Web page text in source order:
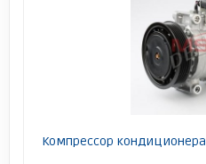
Компрессор кондиционера